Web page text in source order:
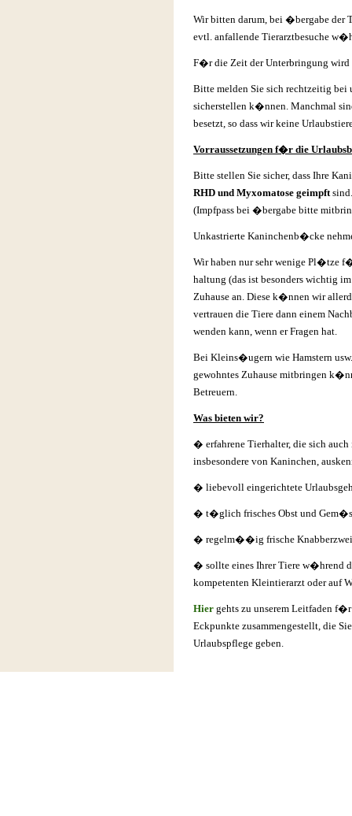
Wir bitten darum, bei �bergabe der
evtl. anfallende Tierarztbesuche
F�r die Zeit der Unterbringung wird
Bitte melden Sie sich rechtzeitig
sicherstellen k�nnen. Manchmal
besetzt, so dass wir keine
Vorraussetzungen f�r die
Bitte stellen Sie sicher, dass Ihre
RHD und Myxomatose geimpft
(Impfpass bei �bergabe bitte
Unkastrierte Kaninchenb�cke
Wir haben nur sehr wenige Pl�tze
haltung (das ist besonders wichtig
Zuhause an. Diese k�nnen wir
vertrauen die Tiere dann einem
wenden kann, wenn er Fragen hat.
Bei Kleins�ugern wie Hamstern
gewohntes Zuhause mitbringen
Betreuern.
Was bieten wir?
� erfahrene Tierhalter, die sich
insbesondere von Kaninchen,
� liebevoll eingerichtete
� t�glich frisches Obst und
� regelm��ig frische
� sollte eines Ihrer Tiere w�hrend
kompetenten Kleintierarzt oder auf
Hier gehts zu unserem Leitfaden
Eckpunkte zusammengestellt, die
Urlaubspflege geben.